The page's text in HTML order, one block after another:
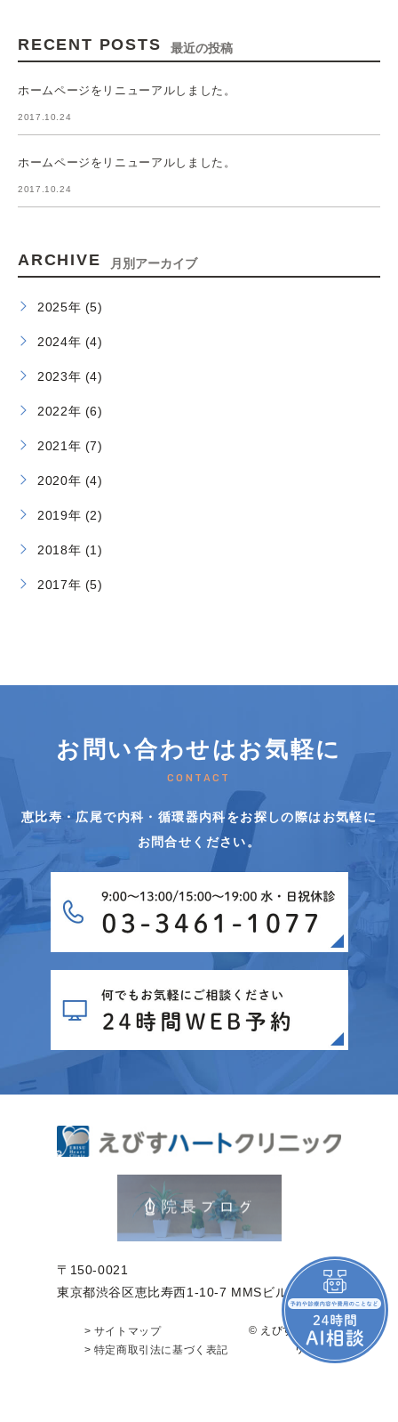
RECENT POSTS 最近の投稿
ホームページをリニューアルしました。
2017.10.24
ホームページをリニューアルしました。
2017.10.24
ARCHIVE 月別アーカイブ
2025年 (5)
2024年 (4)
2023年 (4)
2022年 (6)
2021年 (7)
2020年 (4)
2019年 (2)
2018年 (1)
2017年 (5)
お問い合わせはお気軽に
CONTACT
恵比寿・広尾で内科・循環器内科をお探しの際はお気軽に
お問合せください。
〒150-0021
東京都渋谷区恵比寿西1-10-7 MMSビル2階
> サイトマップ
> 特定商取引法に基づく表記
© えびすハートク
リニック